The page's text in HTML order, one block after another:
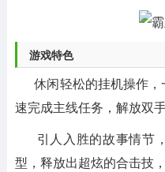
游戏特色
休闲轻松的挂机操作，
速完成主线任务，解放双
引人入胜的故事情节
型，释放出超炫的合击技